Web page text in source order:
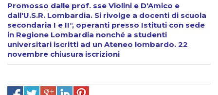
Promosso dalle prof. sse Violini e D'Amico e
dall'U.S.R. Lombardia. Si rivolge a docenti di scuola
secondaria I e II°, operanti presso Istituti con sede
in Regione Lombardia nonché a studenti
universitari iscritti ad un Ateneo lombardo. 22
novembre chiusura iscrizioni